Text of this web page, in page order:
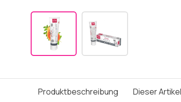
Produktbeschreibung Dieser